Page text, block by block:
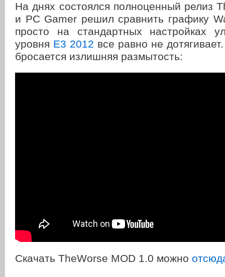
На днях состоялся полноценный релиз
и PC Gamer решил сравнить графику
просто на стандартных настройках
уровня Е3 2012 все равно не
бросается излишняя размытость:
Скачать TheWorse MOD 1.0 можно